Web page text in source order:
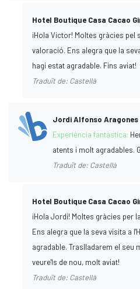
Hotel Boutique Casa Cacao
¡Hola Victor! Moltes gràcies pel
valoració. Ens alegra que la
hagi estat agradable. Fins aviat!
Traduït de: Castellà
Jordi Alfonso Aragones
Experiència fantàstica:
atents i molt agradables.
Traduït de: Castellà
Hotel Boutique Casa Cacao
¡Hola Jordi! Moltes gràcies per
Ens alegra que la seva visita a
agradable. Traslladarem el seu
veure'ls de nou, molt aviat!
Traduït de: Castellà